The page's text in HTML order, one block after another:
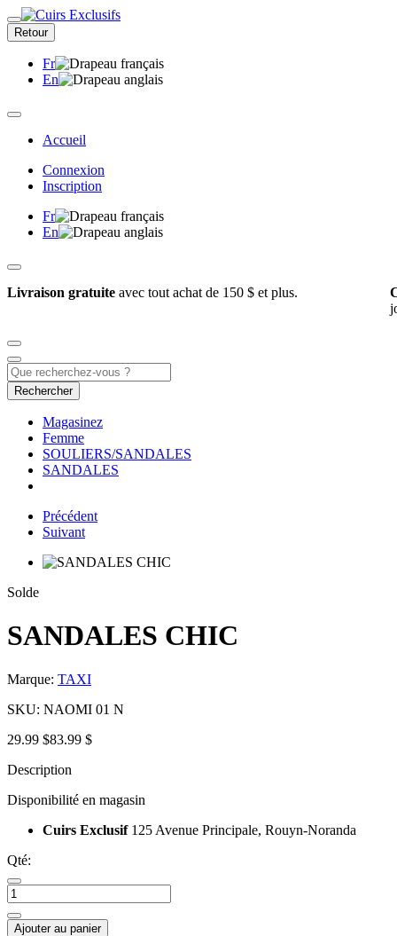
Retour
Fr
En
Accueil
Connexion
Inscription
Fr
En
Livraison gratuite avec tout achat de 150 $ et plus.
Rechercher
Magasinez
Femme
SOULIERS/SANDALES
SANDALES
Précédent
Suivant
Solde
SANDALES CHIC
Marque: TAXI
SKU: NAOMI 01 N
29.99 $83.99 $
Description
Disponibilité en magasin
Cuirs Exclusif 125 Avenue Principale, Rouyn-Noranda
Qté:
Ajouter au panier